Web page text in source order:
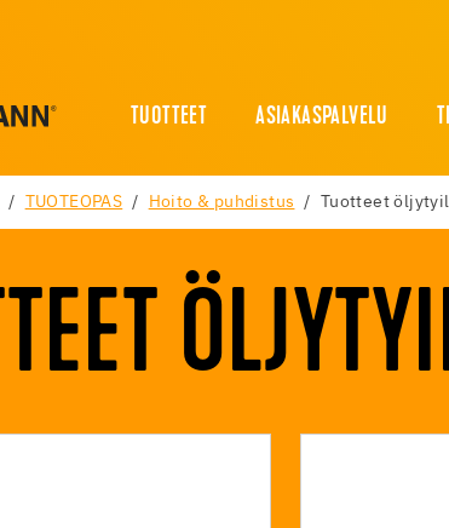
TUOTTEET ASIAKASPALVELU
TUOTEOPAS Hoito & puhdistus Tuotteet